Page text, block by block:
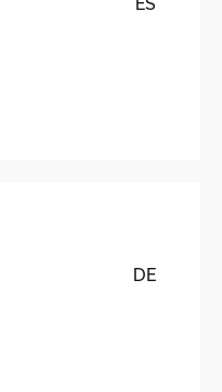
DE